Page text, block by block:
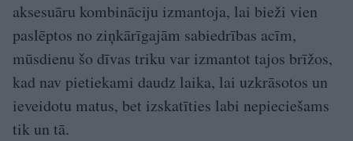
aksesuāru kombināciju izmantoja, lai bieži vien
paslēptos no ziņkārīgajām sabiedrības acīm,
mūsdienu šo dīvas triku var izmantot tajos brīžos,
kad nav pietiekami daudz laika, lai uzkrāsotos un
ieveidotu matus, bet izskatīties labi nepieciešams
tik un tā.